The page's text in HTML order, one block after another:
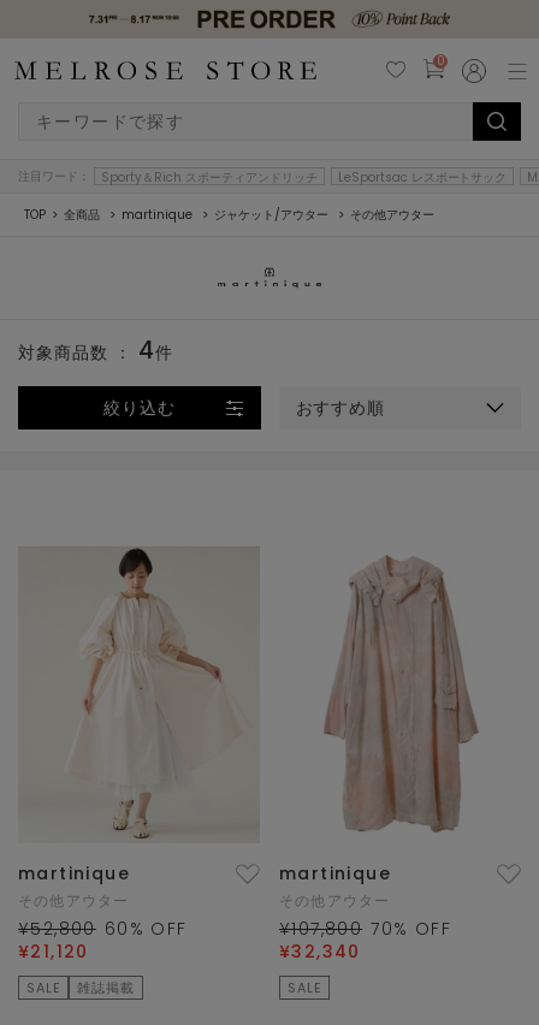
0
注目ワード： Sporty＆Rich スポーティアンドリッチ LeSportsac レスポートサック
TOP 全商品 martinique ジャケット/アウター その他アウター
絞り込む おすすめ順
対象商品数 ： 4件
martinique
その他アウター
¥52,800 60 % OFF
¥21,120
SALE 雑誌掲載
martinique
その他アウター
¥107,800 70% OFF
¥32,340
SALE